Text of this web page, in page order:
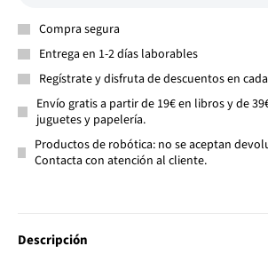
Compra segura
Entrega en 1-2 días laborables
Regístrate y disfruta de descuentos en
Envío gratis a partir de 19€ en libros y de
juguetes y papelería.
Productos de robótica: no se aceptan
Contacta con atención al cliente.
Descripción